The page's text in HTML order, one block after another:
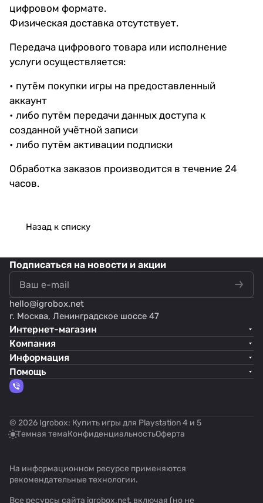
цифровом формате.
Физическая доставка отсутствует.
Передача цифрового товара или исполнение
услуги осуществляется:
• путём покупки игры на предоставленный
аккаунт
• либо путём передачи данных доступа к
созданной учётной записи
• либо путём активации подписки
Обработка заказов производится в течение 24
часов.
Назад к списку
Подписаться на новости и акции
hello@igrobox.net
г. Москва, Ленинградское шоссе 47
Интернет-магазин
Компания
Информация
Помощь
© 2026 Igrobox: Купить игры для Playstation 4 и 5
Темная темаКонфиденциальностьОферта
На информационном ресурсе применяются
рекомендательные технологии.
Все ресурсы сайта igrobox.net, включая (но не